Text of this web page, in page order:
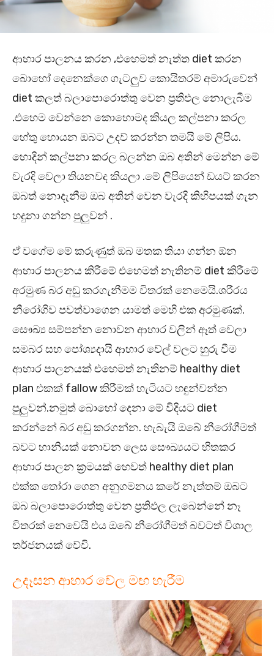
ආහාර පාලනය කරන ,එහෙමත් නැත්ත diet කරන
බොහෝ දෙනෙක්ගෙ ගැටලුව කොයිතරම් අමාරුවෙන්
diet කලත් බලාපොරොත්තු වෙන ප්‍රතිඵල නොලැබීම
.එහෙම වෙන්නෙ කොහොමද කියල කල්පනා කරල
හේතු හොයන ඔබට උදව් කරන්න තමයි මේ ලිපිය.
හොදින් කල්පනා කරල බලන්න ඔබ අතින් මෙන්න මේ
වැරදි වෙලා තියනවද කියලා .මේ ලිපියෙන් ඩයට් කරන
ඔබත් නොදැනීම ඔබ අතින් වෙන වැරදි කිහිපයක් ගැන
හදුනා ගන්න පුලුවන් .
ඒ වගේම මේ කරුණුත් ඔබ මතක තියා ගන්න ඕන
ආහාර පාලනය කිරීමේ එහෙමත් නැතිනම් diet කිරීමේ
අරමුණ බර අඩු කරගැනීමම විතරක් නෙමෙයි.ශරීරය
නීරෝගිව පවත්වාගෙන යාමත් මෙහි එක අරමුණක්.
සෞඛ්‍ය සම්පන්න නොවන ආහාර වලින් ඈත් වෙලා
සමබර සහ පෝශ්‍යදායි ආහාර වේල් වලට හුරු වීම
ආහාර පාලනයක් එහෙමත් නැතිනම් healthy diet
plan එකක් fallow කිරීමක් හැටියට හඳුන්වන්න
පුලුවන්.නමුත් බොහෝ දෙනා මේ විදියට diet
කරන්නේ බර අඩු කරගන්න. හැබැයි ඔබේ නීරෝගීමත්
බවට හානියක් නොවන ලෙස සෞඛ්‍යයට හිතකර
ආහාර පාලන ක්‍රමයක් හෙවත් healthy diet plan
එක්ක තෝරා ගෙන අනුගමනය කරේ නැත්තම් ඔබට
ඔබ බලාපොරොත්තු වෙන ප්‍රතිඵල ලැබෙන්නේ නෑ
විතරක් නෙවෙයි එය ඔබේ නීරෝගීමත් බවටත් විශාල
තර්ජනයක් වේවි.
උදෑසන ආහාර වේල මඟ හැරීම